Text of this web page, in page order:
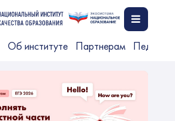
Об институте Партнерам